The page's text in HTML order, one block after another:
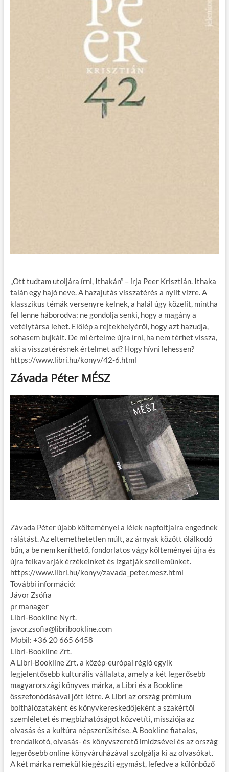
„Ott tudtam utoljára írni, Ithakán” – írja Peer Krisztián. Ithaka
talán egy hajó neve. A hazajutás visszatérés a nyílt vízre. A
klasszikus témák versenyre kelnek, a halál úgy közelít, mintha
fel lenne háborodva: ne gondolja senki, hogy a magány a
vetélytársa lehet. Előlép a rejtekhelyéről, hogy azt hazudja,
sohasem bujkált. De mi értelme újra írni, ha nem térhet vissza,
aki a visszatérésnek értelmet ad? Hogy hívni lehessen?
https://www.libri.hu/konyv/42-6.html
Závada Péter MÉSZ
Závada Péter újabb költeményei a lélek napfoltjaira engednek
rálátást. Az eltemethetetlen múlt, az árnyak között ólálkodó
bűn, a be nem keríthető, fondorlatos vágy költeményei újra és
újra felkavarják érzékeinket és izgatják szellemünket.
https://www.libri.hu/konyv/zavada_peter.mesz.html
További információ:
Jávor Zsófia
pr manager
Libri-Bookline Nyrt.
javor.zsofia@libribookline.com
Mobil: +36 20 665 6458
Libri-Bookline Zrt.
A Libri-Bookline Zrt. a közép-európai régió egyik
legjelentősebb kulturális vállalata, amely a két legerősebb
magyarországi könyves márka, a Libri és a Bookline
összefonódásával jött létre. A Libri az ország prémium
bolthálózataként és könyvkereskedőjeként a szakértői
szemléletet és megbízhatóságot közvetíti, missziója az
olvasás és a kultúra népszerűsítése. A Bookline fiatalos,
trendalkotó, olvasás- és könyvszerető imidzsével és az ország
legerősebb online könyváruházával szolgálja ki az olvasókat.
A két márka remekül kiegészíti egymást, lefedve a különböző